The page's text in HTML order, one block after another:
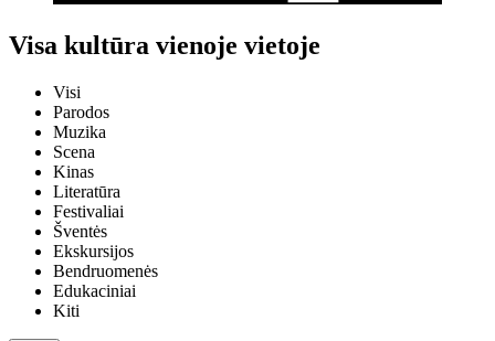
Visa kultūra vienoje vietoje
Visi
Parodos
Muzika
Scena
Kinas
Literatūra
Festivaliai
Šventės
Ekskursijos
Bendruomenės
Edukaciniai
Kiti